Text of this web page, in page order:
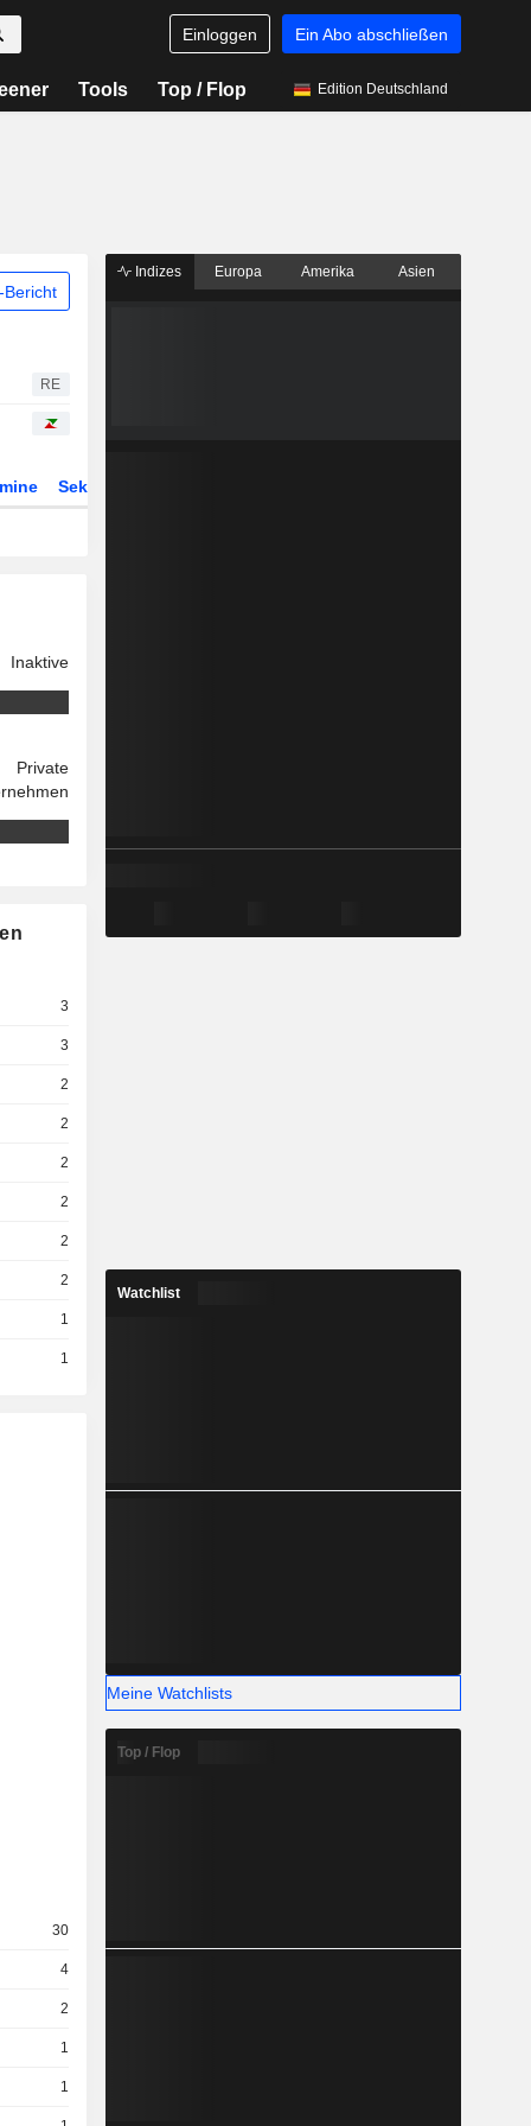
Einloggen Ein Abo abschließen
Tools Top / Flop Edition Deutschland
Bericht
RE
Sektor
Inaktive
Private
3
3
2
2
2
2
2
2
1
1
30
4
2
1
1
Indizes Europa Amerika Asien
Watchlist
Meine Watchlists
Top / Flop